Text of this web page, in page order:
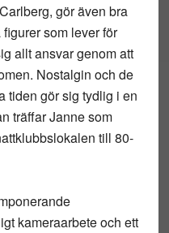
gör även bra
som lever för
allt ansvar genom att
Nostalgin och de
tiden gör sig tydlig i en
träffar Janne som
till 80-
kameraarbete och ett